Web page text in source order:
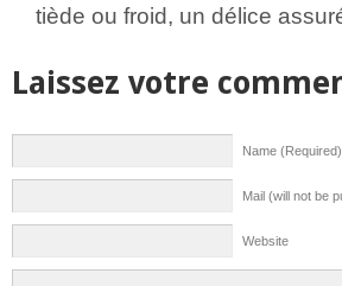
tiède ou froid, un délice
Laissez votre
Name (Required)
Mail (will not be
Website